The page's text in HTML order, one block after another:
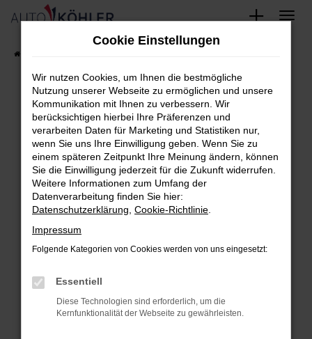
Zum
Fehler: Network Error
Beim Laden ist ein Fehler aufgetreten.
Hier sind ein paar Tipps, die dir helfen können:
Überprüfe deine Firewall und deine
Internetverbindung.
Laden andere Webseiten, zum Beispiel
deine Suchmaschine?
Manche Erweiterungen, wie Werbeblocker,
können das Laden bestimmter Seiten
verhindern. Funktioniert die Seite in einem
Cookie Einstellungen
Wir nutzen Cookies, um Ihnen die bestmögliche
Nutzung unserer Webseite zu ermöglichen und unsere
Kommunikation mit Ihnen zu verbessern. Wir
berücksichtigen hierbei Ihre Präferenzen und
verarbeiten Daten für Marketing und Statistiken nur,
wenn Sie uns Ihre Einwilligung geben. Wenn Sie zu
einem späteren Zeitpunkt Ihre Meinung ändern, können
Sie die Einwilligung jederzeit für die Zukunft widerrufen.
Weitere Informationen zum Umfang der
Datenverarbeitung finden Sie hier:
Datenschutzerklärung Cookie-Richtlinie
Impressum
Folgende Kategorien von Cookies werden von uns eingesetzt:
Essentiell
Diese Technologien sind erforderlich, um die
Kernfunktionalität der Webseite zu gewährleisten.